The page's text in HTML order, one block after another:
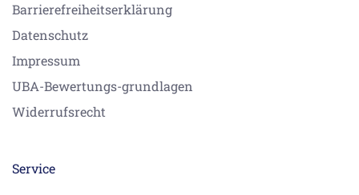
Barrierefreiheitserklärung
Datenschutz
Impressum
UBA-Bewertungs-grundlagen
Widerrufsrecht
Service